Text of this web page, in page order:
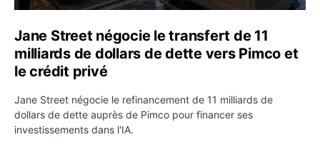
Jane Street négocie le transfert de 11
milliards de dollars de dette vers Pimco et
le crédit privé
Jane Street négocie le refinancement de 11 milliards de
dollars de dette auprès de Pimco pour financer ses
investissements dans l'IA.